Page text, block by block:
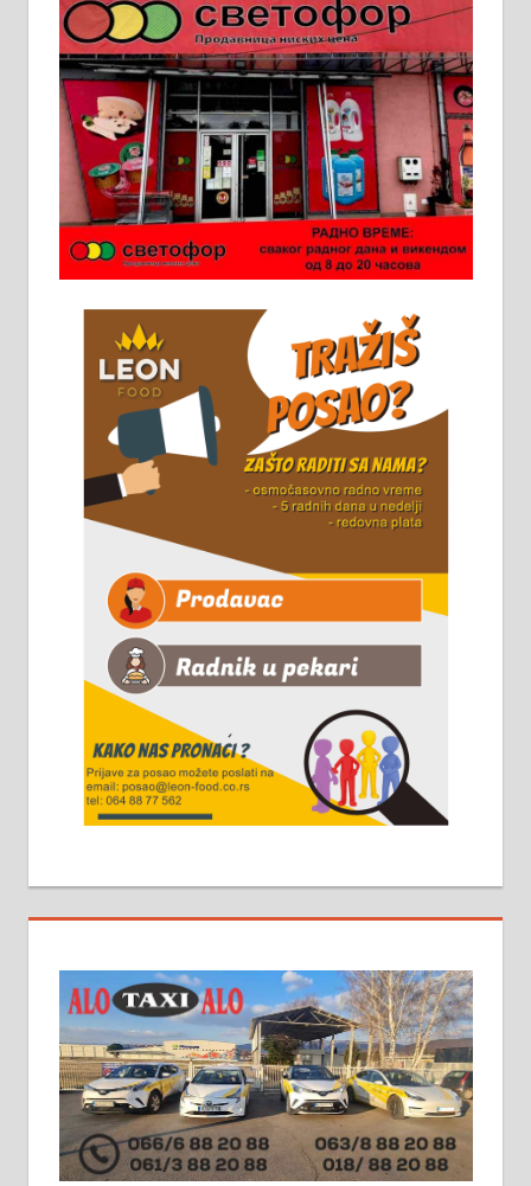
Пружам услуге завршних радова
у грађевини, хидроизолације и
молерских радова. 061/25-28-058
Ало таксију потребан возач са Б
категоријом. 064/02-85-511
Потребна два радника за рад на
стоваришту „Липа промет” у
Алексинцу. За више
стовариште у улици Максима
Горког 26 сваког радног дана од
8 до 15 часова. 063/465-045
Чистим све врсте димњака.
061/32-13-445